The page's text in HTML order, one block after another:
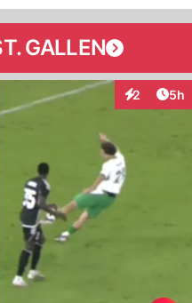
GALLEN
2 5h